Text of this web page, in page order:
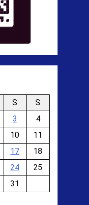
S
S
3
4
10
11
17
18
24
25
31